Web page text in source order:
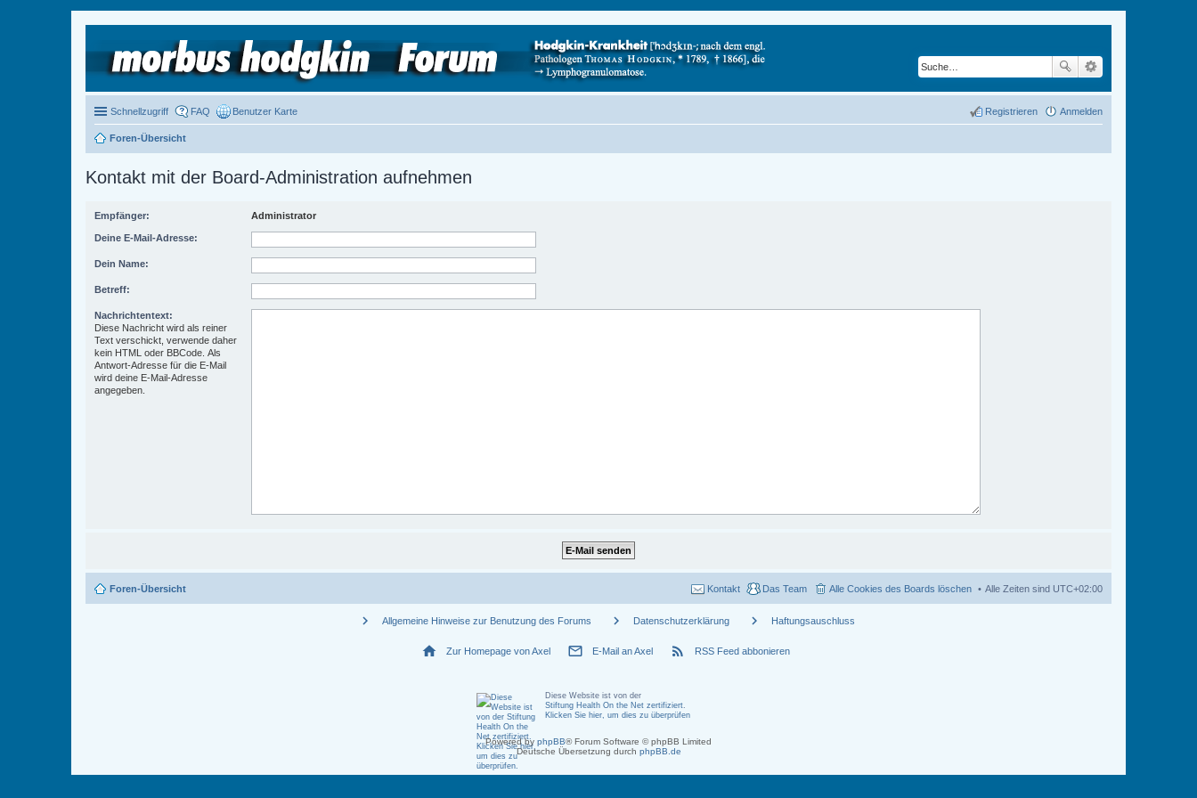
Schnellzugriff FAQ Benutzer Karte Anmelden
Registrieren
Foren-Übersicht
Kontakt mit der Board-Administration aufnehmen
Empfänger: Administrator
Deine E-Mail-Adresse:
Dein Name:
Betreff:
Nachrichtentext:
Diese Nachricht wird als reiner
Text verschickt, verwende daher
kein HTML oder BBCode. Als
Antwort-Adresse für die E-Mail
wird deine E-Mail-Adresse
angegeben.
Foren-Übersicht Alle Zeiten sind UTC+02:00
Alle Cookies des Boards löschen
Das Team
Kontakt
chevron_right Allgemeine Hinweise zur Benutzung des Forums chevron_right Datenschutzerklärung chevron_right Haftungsauschluss
home Zur Homepage von Axel mail_outline E-Mail an Axel rss_feed RSS Feed abbonieren
Diese Website ist von der
Stiftung Health On the Net zertifiziert.
Klicken Sie hier, um dies zu überprüfen
Powered by phpBB® Forum Software © phpBB Limited
Deutsche Übersetzung durch phpBB.de